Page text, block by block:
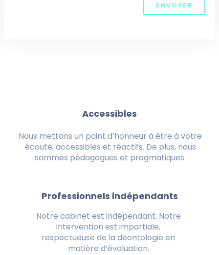
ENVOYER
Accessibles
Nous mettons un point d’honneur à être à votre
écoute, accessibles et réactifs. De plus, nous
sommes pédagogues et pragmatiques.
Professionnels indépendants
Notre cabinet est indépendant. Notre
intervention est impartiale,
respectueuse de la déontologie en
matière d’évaluation.